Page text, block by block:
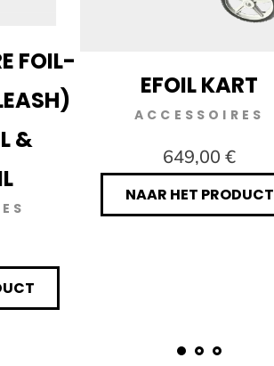
FOIL-
&
EFOIL KART
ACCESSOIRES
649,00 €
NAAR HET PRODUCT